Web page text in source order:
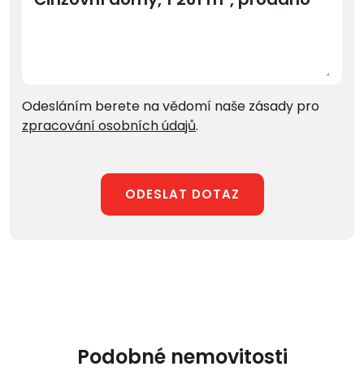
Odesláním berete na vědomí naše zásady pro
zpracování osobních údajů.
ODESLAT DOTAZ
Podobné nemovitosti